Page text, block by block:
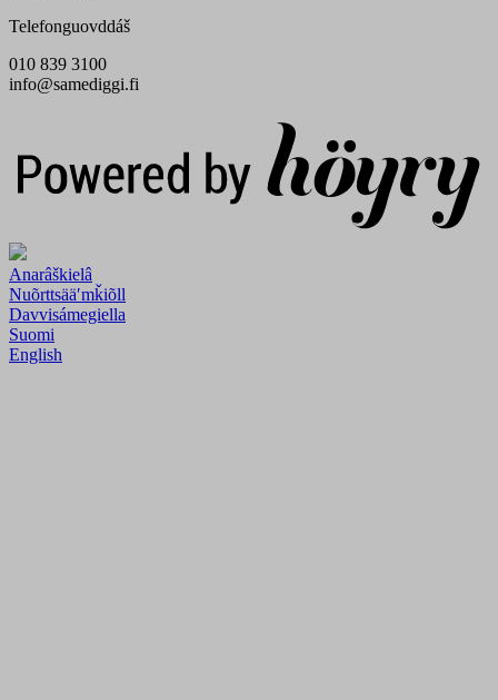
Telefonguovddáš
010 839 3100
info@samediggi.fi
Anarâškielâ
Nuõrttsääʹmǩiõll
Davvisámegiella
Suomi
English